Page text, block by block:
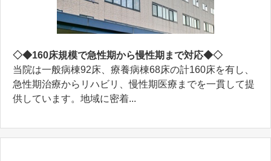
◇◆160床規模で急性期から慢性期まで対応◆◇
当院は一般病棟92床、療養病棟68床の計160床を有し、
急性期治療からリハビリ、慢性期医療までを一貫して提
供しています。地域に密着...